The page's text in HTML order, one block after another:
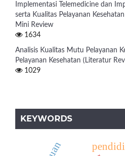
Implementasi Telemedicine dan
serta Kualitas Pelayanan
Mini Review
1634
Analisis Kualitas Mutu Pelayanan
Pelayanan Kesehatan (Literatur
1029
KEYWORDS